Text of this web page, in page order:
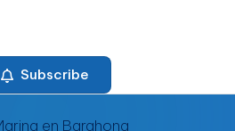
Subscribe